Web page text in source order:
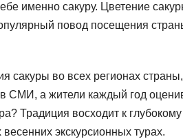
именно сакуру. Цветение
повод посещения
сакуры во всех регионах страны,
в СМИ, а жители каждый год
Традиция восходит к глубокому
экскурсионных турах.